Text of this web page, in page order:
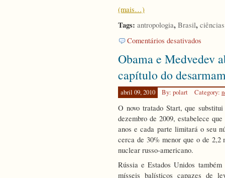
(mais…)
Tags: antropologia, Brasil,
Comentários desativados
da
CAI/ABA
à
publicada
Revista
Veja
Obama e Medvedev
capítulo do
abril 09, 2010 By: polart Category:
O novo tratado Start, que
dezembro de 2009, estabelece
anos e cada parte limitará o seu
cerca de 30% menor que o de
nuclear russo-americano.
Rússia e Estados Unidos
mísseis balísticos capazes de